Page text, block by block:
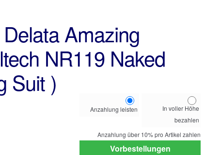
Amazing
NR119 Naked
Suit )
your
option
Anzahlung leisten
In voller Höhe
bezahlen
Anzahlung über 10%pro Artikel zahlen
Vorbestellungen